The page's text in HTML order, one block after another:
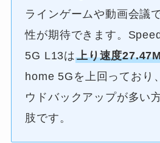
ラインゲームや動画会議
性が期待できます。
5G L13は上り速度
home 5Gを上回っており
ウドバックアップが多い
肢です。